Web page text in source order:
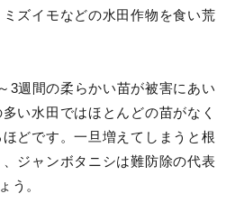
ズイモなどの水田作物を食い荒
3週間の柔らかい苗が被害にあい
い水田ではほとんどの苗がなく
どです。一旦増えてしまうと根
ジャンボタニシは難防除の代表
う。